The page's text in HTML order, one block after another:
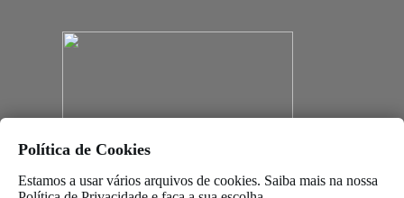
Política de Cookies
Estamos a usar vários arquivos de cookies. Saiba mais na nossa